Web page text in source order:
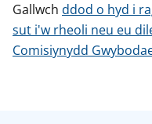
Gallwch ddod o hyd i
sut i'w rheoli neu eu
Comisiynydd